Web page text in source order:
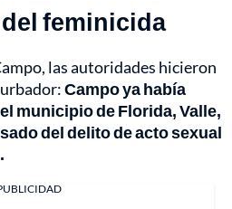
feminicida
las autoridades hicieron
Campo ya había
municipio de Florida, Valle,
del delito de acto sexual